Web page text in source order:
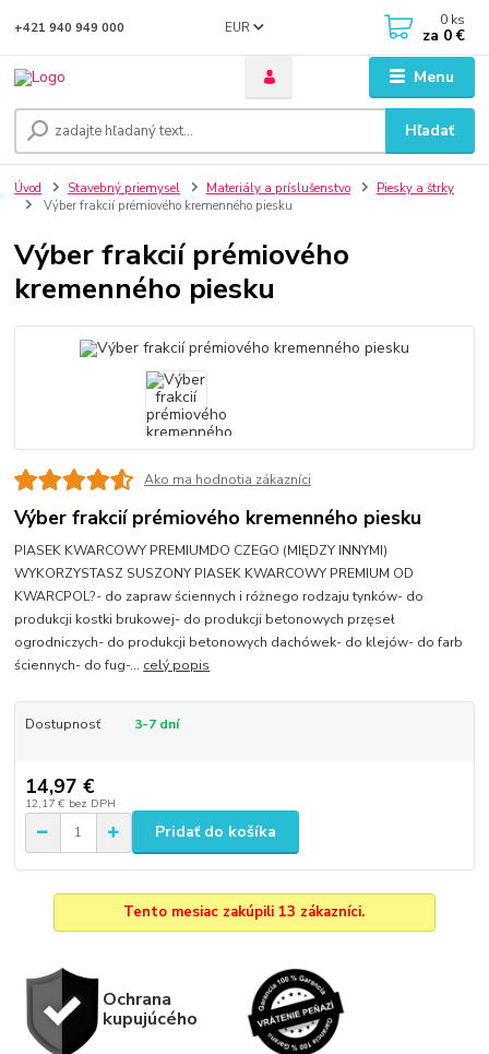
Menu
EUR
Hľadať
+421 940 949 000 0 ks
za 0 €
Úvod Stavebný priemysel Materiály a príslušenstvo
Piesky a štrky
Výber frakcií prémiového kremenného piesku
Výber frakcií prémiového
kremenného piesku
Ako ma hodnotia zákazníci
Výber frakcií prémiového kremenného piesku
PIASEK KWARCOWY PREMIUMDO CZEGO (MIĘDZY INNYMI)
WYKORZYSTASZ SUSZONY PIASEK KWARCOWY PREMIUM OD
KWARCPOL?- do zapraw ściennych i różnego rodzaju tynków- do
produkcji kostki brukowej- do produkcji betonowych przęseł
ogrodniczych- do produkcji betonowych dachówek- do klejów- do farb
ściennych- do fug-... celý popis
Dostupnosť 3-7 dní
14,97 €
12,17 € bez DPH
Pridať do košíka
Tento mesiac zakúpili 13 zákazníci.
Ochrana
kupujúcého